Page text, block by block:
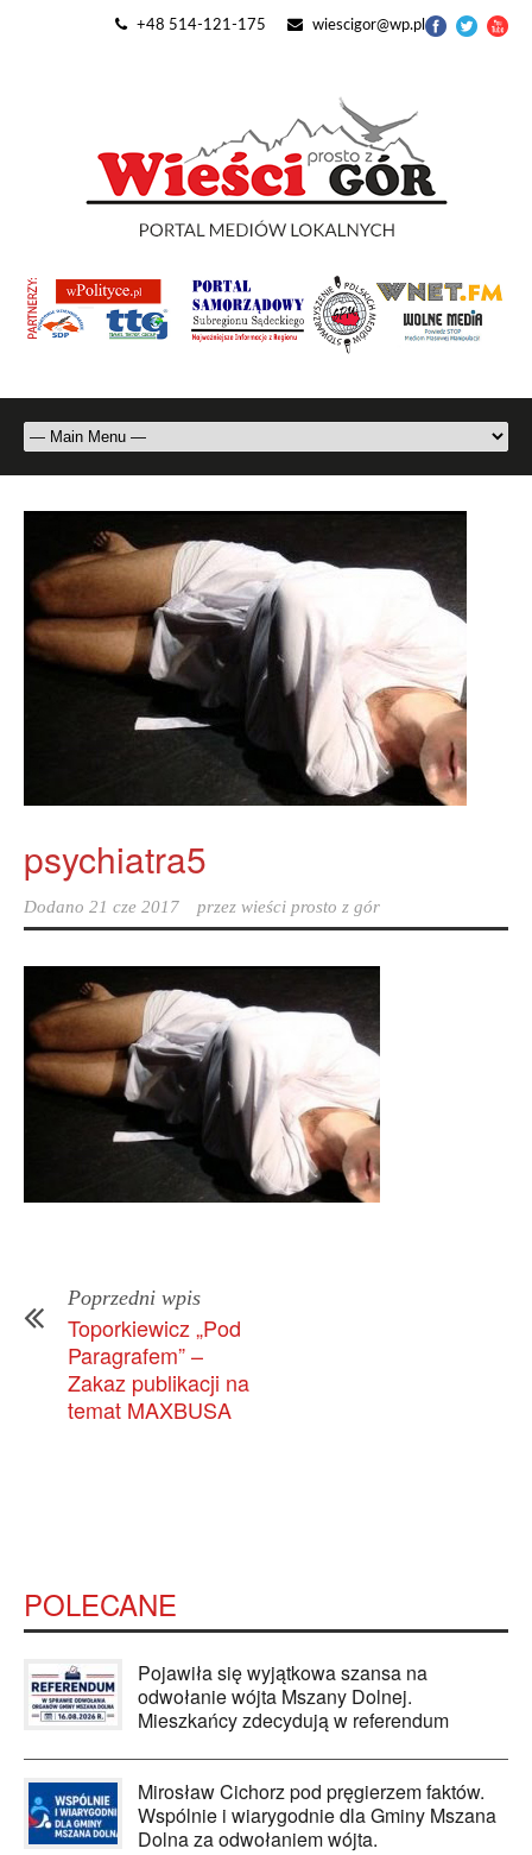
+48 514-121-175 wiescigor@wp.pl
psychiatra5
Dodano 21 cze 2017 przez wieści prosto z gór
Poprzedni wpis
Toporkiewicz „Pod
Paragrafem” –
Zakaz publikacji na
temat MAXBUSA
POLECANE
Pojawiła się wyjątkowa szansa na
odwołanie wójta Mszany Dolnej.
Mieszkańcy zdecydują w referendum
Mirosław Cichorz pod pręgierzem faktów.
Wspólnie i wiarygodnie dla Gminy Mszana
Dolna za odwołaniem wójta.